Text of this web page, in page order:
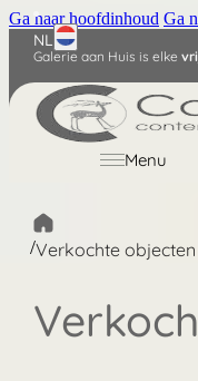
Ga naar hoofdinhoud Ga
Galerie aan Huis is elke
NL
English
Menu
/Verkochte objecten